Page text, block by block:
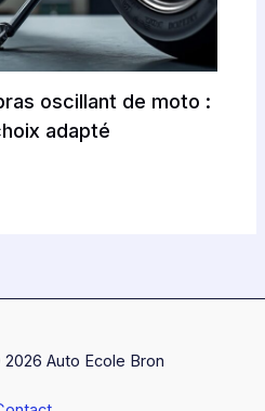
oscillant de moto :
adapté
Auto Ecole Bron